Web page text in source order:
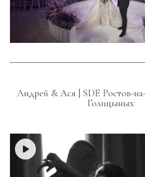
Андрей & Ася | SDE Ростов-
Голицыных